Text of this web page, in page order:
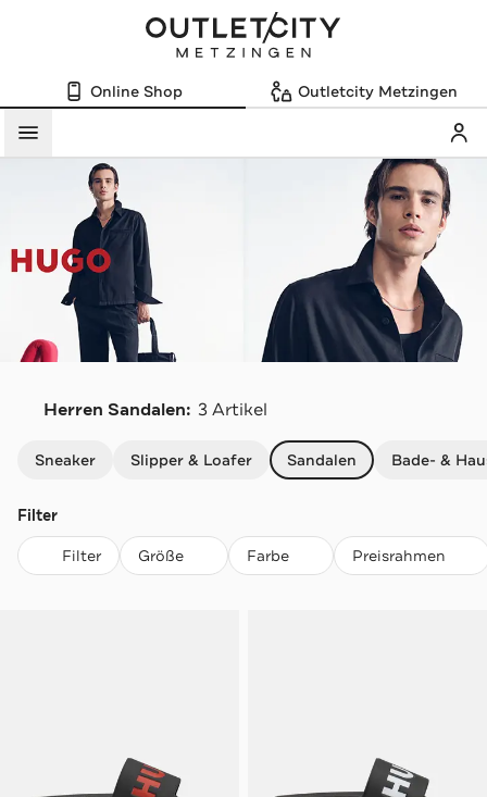
Online Shop Outletcity Metzingen
Menü
Herren Sandalen: 3 Artikel
Sneaker Slipper & Loafer Sandalen Bade- &
Filter
Filter Größe Farbe Preisrahmen